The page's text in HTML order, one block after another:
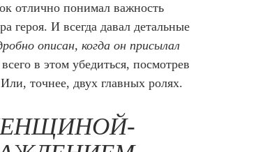
отлично понимал важность
героя. И всегда давал детальные
описан, когда он присылал
в этом убедиться, посмотрев
точнее, двух главных ролях.